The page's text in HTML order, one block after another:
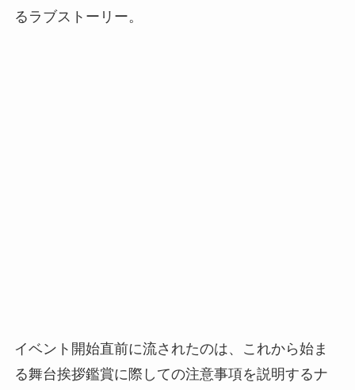
るラブストーリー。
イベント開始直前に流されたのは、これから始ま
る舞台挨拶鑑賞に際しての注意事項を説明するナ